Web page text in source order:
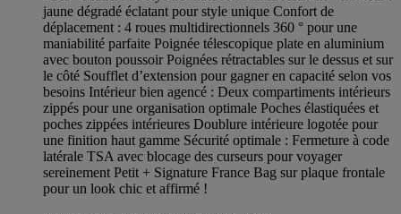
jaune dégradé éclatant pour style unique Confort de
déplacement : 4 roues multidirectionnels 360 ° pour une
maniabilité parfaite Poignée télescopique plate en aluminium
avec bouton poussoir Poignées rétractables sur le dessus et sur
le côté Soufflet d’extension pour gagner en capacité selon vos
besoins Intérieur bien agencé : Deux compartiments intérieurs
zippés pour une organisation optimale Poches élastiquées et
poches zippées intérieures Doublure intérieure logotée pour
une finition haut gamme Sécurité optimale : Fermeture à code
latérale TSA avec blocage des curseurs pour voyager
sereinement Petit + Signature France Bag sur plaque frontale
pour un look chic et affirmé !